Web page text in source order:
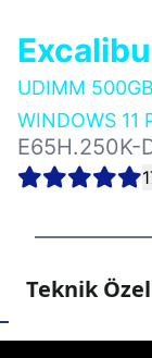
UDIMM
WINDOWS 11
E65H.250K-
Teknik